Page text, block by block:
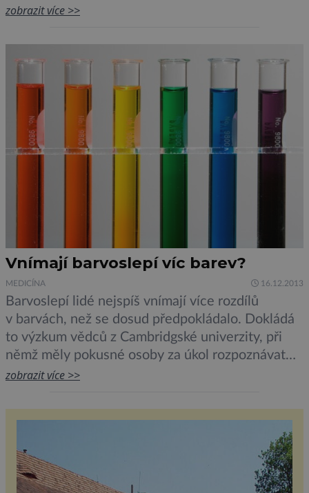
zrychlují srdeční tep, ale také zesilují stahy
způsobit i smrt. Množství kofeinu v tomto typu
nápojů bývá až třikrát vyšší než v hrnku kávy
nebo sklenici coly. „Dosud jsme přesně […]
zobrazit více >>
Vnímají barvoslepí víc barev?
MEDICÍNA 16.12.2013
Barvoslepí lidé nejspíš vnímají více rozdílů
v barvách, než se dosud předpokládalo. Dokládá
to výzkum vědců z Cambridgské univerzity, při
němž měly pokusné osoby za úkol rozpoznávat
páry barev. Prokázalo se, že pacienti s nejčastější
(deuteranomálií) jsou schopni rozeznat barevné
stejně. Vědci proto nyní předpokládají, že […]
zobrazit více >>